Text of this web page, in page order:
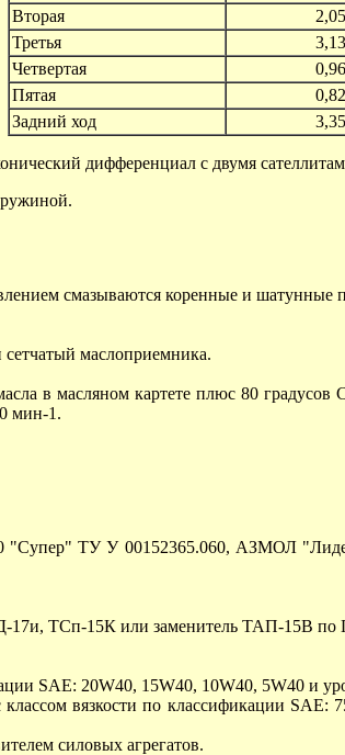
Вторая
Третья
Четвертая
Пятая
Задний ход
дифференциал с двумя
смазываются коренные и шатунные
маслоприемника.
в масляном картете плюс 80
мин-1.
"Супер" ТУ У 00152365.060, АЗМОЛ
17и, ТСп-15К или заменитель ТАП-15В
SAE: 20W40, 15W40, 10W40, 5W40 и
вязкости по классификации
силовых агрегатов.